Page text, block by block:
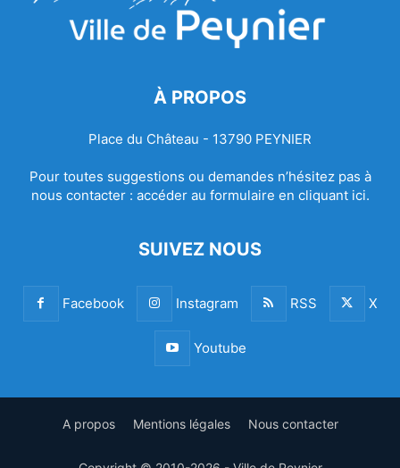
À PROPOS
Place du Château - 13790 PEYNIER
Pour toutes suggestions ou demandes n’hésitez pas à
nous contacter : accéder au formulaire en cliquant ici.
SUIVEZ NOUS
Facebook Instagram RSS X
Youtube
A propos Mentions légales Nous contacter